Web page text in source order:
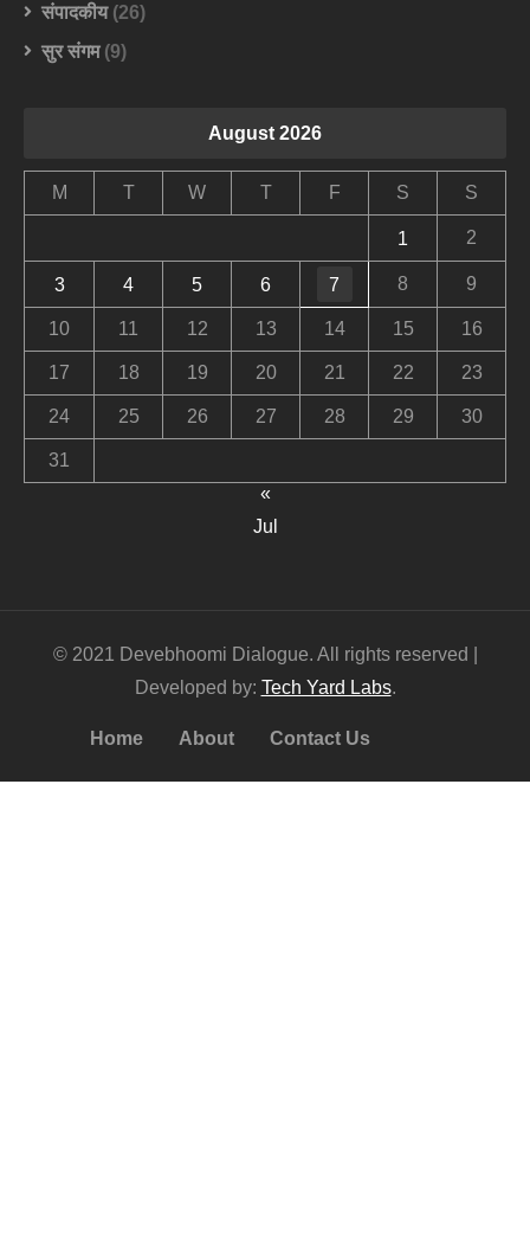
संपादकीय(26)
सुर संगम(9)
August 2026
M T W T F S S
1 2
3 4 5 6 7 8 9
10 11 12 13 14 15 16
17 18 19 20 21 22 23
24 25 26 27 28 29 30
31
«
Jul
© 2021 Devebhoomi Dialogue. All rights reserved |
Developed by: Tech Yard Labs.
Home About Contact Us